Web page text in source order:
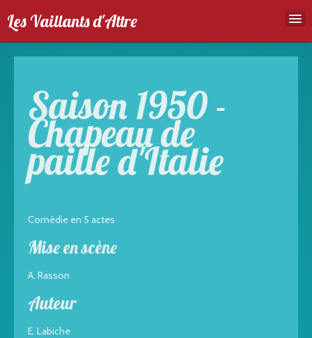
Les Vaillants d'Attre
Spectales
Agenda
Galeries photos
Saison 1950 -
Chapeau de
paille d'Italie
Comédie en 5 actes
Mise en scène
A. Rasson
Auteur
E. Labiche